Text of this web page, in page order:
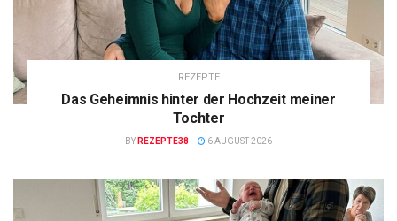
REZEPTE
Das Geheimnis hinter der Hochzeit meiner
Tochter
BY REZEPTE38 6 AUGUST 2026